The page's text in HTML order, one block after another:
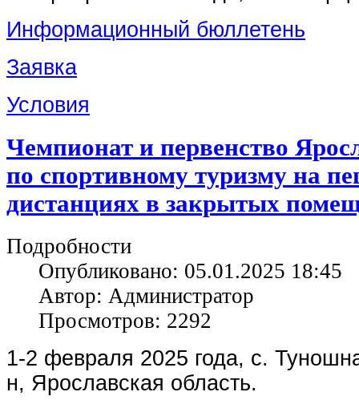
Информационный бюллетень
Заявка
Условия
Чемпионат и первенство
по спортивному туризму на
дистанциях в закрытых
Подробности
Опубликовано: 05.01.2025 18:45
Автор: Администратор
Просмотров: 2292
1-2 февраля 2025 года, с.
н, Ярославская область.